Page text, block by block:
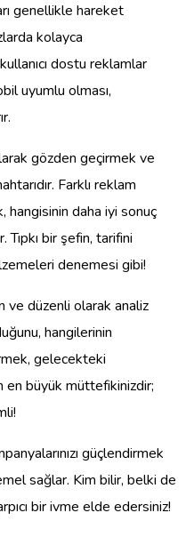
genellikle hareket
kolayca
dostu reklamlar
uyumlu olması,
gözden geçirmek ve
Farklı reklam
daha iyi sonuç
Tıpkı bir şefin, tarifini
denemesi gibi!
ve düzenli olarak analiz
hangilerinin
gelecekteki
büyük müttefikinizdir;
güçlendirmek
sağlar. Kim bilir, belki de
bir ivme elde edersiniz!